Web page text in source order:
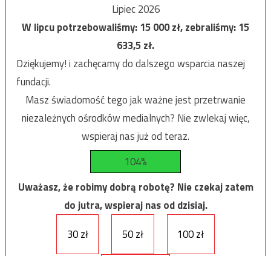
Lipiec 2026
W lipcu potrzebowaliśmy:15 000zł, zebraliśmy:15
633,5zł.
Dziękujemy! i zachęcamy do dalszego wsparcia naszej
fundacji.
Masz świadomość tego jak ważne jest przetrwanie
niezależnych ośrodków medialnych? Nie zwlekaj więc,
wspieraj nas już od teraz.
104%
Uważasz, że robimy dobrą robotę? Nie czekaj zatem
do jutra, wspieraj nas od dzisiaj.
30 zł
50 zł 100 zł